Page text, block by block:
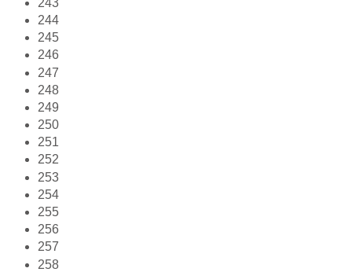
244
245
246
247
248
249
250
251
252
253
254
255
256
257
258